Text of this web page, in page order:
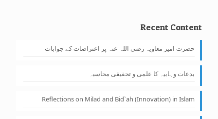
Recent Content
حضرت امیر معاویہ رضی اللہ عنہ پر اعتراضات کے جوابات
بدعات وہابیہ کا علمی و تحقیقی محاسبہ
Reflections on Milad and Bid`ah (Innovation) in Islam